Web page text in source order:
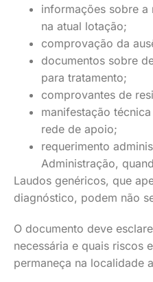
informações sobre a
na atual lotação;
comprovação da
documentos sobre
para tratamento;
comprovantes de
manifestação
rede de apoio;
requerimento
Administração,
Laudos genéricos, que
diagnóstico, podem não
O documento deve
necessária e quais riscos
permaneça na localidade